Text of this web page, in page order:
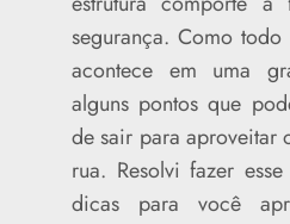
segurança. Como
acontece em uma
alguns pontos que
de sair para aproveitar
rua. Resolvi fazer
dicas para você